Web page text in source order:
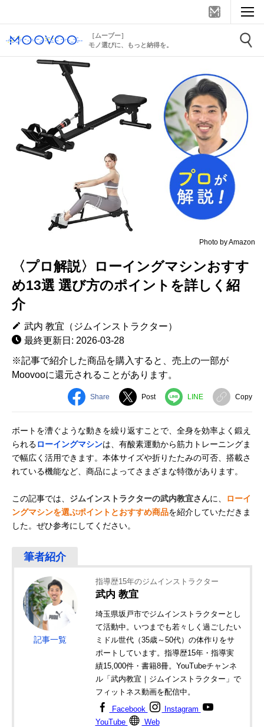
［ムーブー］
モノ選びに、もっと納得を。
Photo by Amazon
〈プロ解説〉ローイングマシンおすす
め13選 選び方のポイントを詳しく紹
介
武内 教宜（ジムインストラクター）
最終更新日: 2026-03-28
※記事で紹介した商品を購入すると、売上の一部が
Moovooに還元されることがあります。
Share Post LINE Copy
ボートを漕ぐような動きを繰り返すことで、全身を効率よく鍛え
られるローイングマシンは、有酸素運動から筋力トレーニングま
で幅広く活用できます。本体サイズや折りたたみの可否、搭載さ
れている機能など、商品によってさまざまな特徴があります。
この記事では、 ジムインストラクターの武内教宜さんに、
ローイ
ングマシンを選ぶポイントとおすすめ商品を紹介していただきま
した。ぜひ参考にしてください。
記事一覧
指導歴15年のジムインストラクター
武内 教宜
埼玉県坂戸市でジムインストラクターとし
て活動中。いつまでも若々しく過ごしたい
ミドル世代（35歳～50代）の体作りをサ
ポートしています。指導歴15年・指導実
績15,000件・書籍8冊。YouTubeチャンネ
ル「武内教宜｜ジムインストラクター」で
フィットネス動画を配信中。
Facebook
Instagram
YouTube
Web